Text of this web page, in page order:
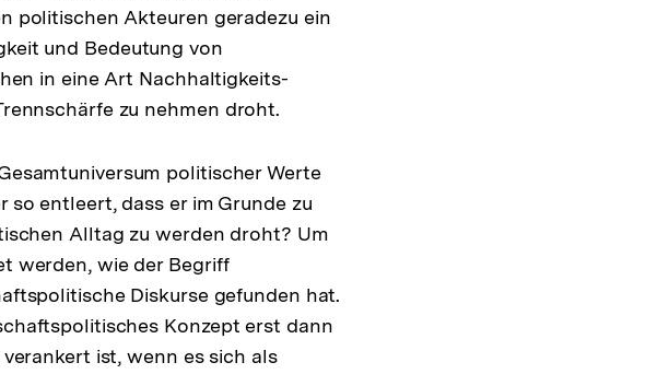
politischen Akteuren geradezu ein
und Bedeutung von
in eine Art Nachhaltigkeits-
zu nehmen droht.
politischer Werte
so entleert, dass er im Grunde zu
Alltag zu werden droht? Um
werden, wie der Begriff
Diskurse gefunden hat.
Konzept erst dann
ist, wenn es sich als